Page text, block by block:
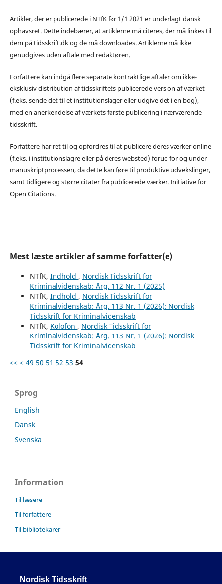
Artikler, der er publicerede i NTfK før 1/1 2021 er underlagt dansk
ophavsret. Dette indebærer, at artiklerne må citeres, der må linkes til
dem på tidsskrift.dk og de må downloades. Artiklerne må ikke
genudgives uden aftale med redaktøren.
Forfattere kan indgå flere separate kontraktlige aftaler om ikke-
eksklusiv distribution af tidsskriftets publicerede version af værket
(f.eks. sende det til et institutionslager eller udgive det i en bog),
med en anerkendelse af værkets første publicering i nærværende
tidsskrift.
Forfattere har ret til og opfordres til at publicere deres værker online
(f.eks. i institutionslagre eller på deres websted) forud for og under
manuskriptprocessen, da dette kan føre til produktive udvekslinger,
samt tidligere og større citater fra publicerede værker. Initiative for
Open Citations.
Mest læste artikler af samme forfatter(e)
NTfK, Indhold , Nordisk Tidsskrift for
Kriminalvidenskab: Årg. 112 Nr. 1 (2025)
NTfK, Indhold , Nordisk Tidsskrift for
Kriminalvidenskab: Årg. 113 Nr. 1 (2026): Nordisk
Tidsskrift for Kriminalvidenskab
NTfK, Kolofon , Nordisk Tidsskrift for
Kriminalvidenskab: Årg. 113 Nr. 1 (2026): Nordisk
Tidsskrift for Kriminalvidenskab
<< < 49 50 51 52 53 54
Sprog
English
Dansk
Svenska
Information
Til læsere
Til forfattere
Til bibliotekarer
Nordisk Tidsskrift